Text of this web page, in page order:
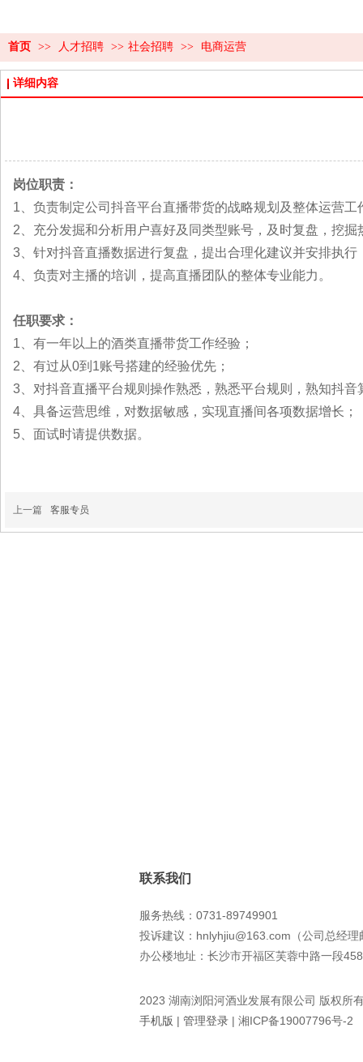
首页 >> 人才招聘 >> 社会招聘 >> 电商运营
详细内容
岗位职责：
1、负责制定公司抖音平台直播带货的战略规划及整体运营
2、充分发掘和分析用户喜好及同类型账号，及时复盘，挖
3、针对抖音直播数据进行复盘，提出合理化建议并安排执行
4、负责对主播的培训，提高直播团队的整体专业能力。
任职要求：
1、有一年以上的酒类直播带货工作经验；
2、有过从0到1账号搭建的经验优先；
3、对抖音直播平台规则操作熟悉，熟悉平台规则，熟知抖音
4、具备运营思维，对数据敏感，实现直播间各项数据增长；
5、面试时请提供数据。
上一篇 客服专员
联系我们
服务热线：0731-89749901
投诉建议：hnlyhjiu@163.com（公司总经理
办公楼地址：长沙市开福区芙蓉中路一段
2023 湖南浏阳河酒业发展有限公司 版权所
手机版 | 管理登录 | 湘ICP备19007796号-2